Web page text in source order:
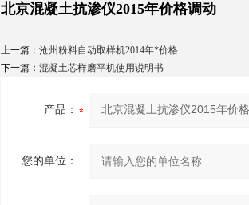
北京混凝土抗渗仪2015年价格调动
上一篇： 沧州粉料自动取样机2014年*价格
下一篇： 混凝土芯样磨平机使用说明书
产品：
您的单位：